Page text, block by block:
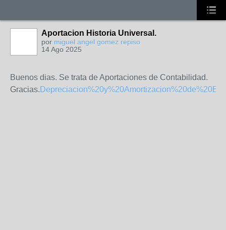
Aportacion Historia Universal.
por miguel angel gomez repiso
14 Ago 2025
Buenos dias. Se trata de Aportaciones de Contabilidad.
Gracias.